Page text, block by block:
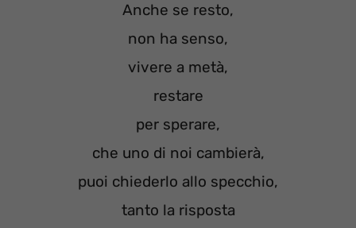
Anche se resto,
non ha senso,
vivere a metà,
restare
per sperare,
che uno di noi cambierà,
puoi chiederlo allo specchio,
tanto la risposta